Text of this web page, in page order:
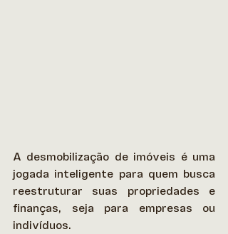
A desmobilização de imóveis é uma
jogada inteligente para quem busca
reestruturar suas propriedades e
finanças, seja para empresas ou
indivíduos.